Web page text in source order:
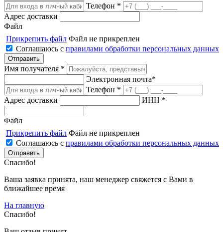
Телефон *
Адрес доставки
Файл
Прикрепить файл Файл не прикреплен
Соглашаюсь с правилами обработки персональных данных
Имя получателя *
Электронная почта*
Телефон *
Адрес доставки
ИНН *
Файл
Прикрепить файл Файл не прикреплен
Соглашаюсь с правилами обработки персональных данных
Спасибо!
Ваша заявка принята, наш менеджер свяжется с Вами в
ближайшее время
На главную
Спасибо!